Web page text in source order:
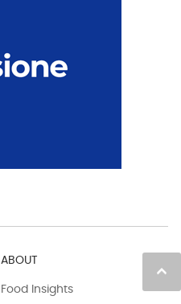
keyboard_arrow_up
ABOUT
Food Insights